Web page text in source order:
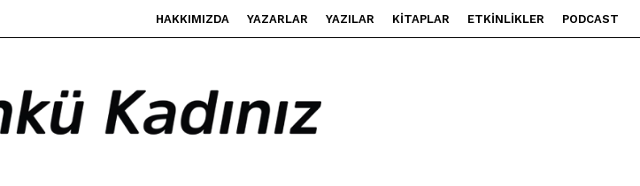
HAKKIMIZDA YAZARLAR YAZILAR KITAPLAR ETKINLIKLER PODCAST